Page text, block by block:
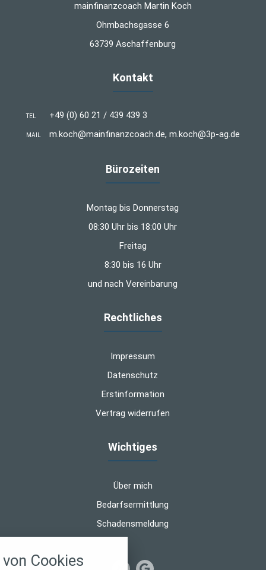
mainfinanzcoach Martin Koch
Ohmbachsgasse 6
63739 Aschaffenburg
Kontakt
TEL +49 (0) 60 21 / 439 439 3
MAIL m.koch@mainfinanzcoach.de, m.koch@3p-ag.de
Bürozeiten
Montag bis Donnerstag
08:30 Uhr bis 18:00 Uhr
Freitag
8:30 bis 16 Uhr
und nach Vereinbarung
Rechtliches
Impressum
Datenschutz
Erstinformation
Vertrag widerrufen
Wichtiges
Über mich
Bedarfsermittlung
Schadensmeldung
Cookies
alle verwendeten Cookies und